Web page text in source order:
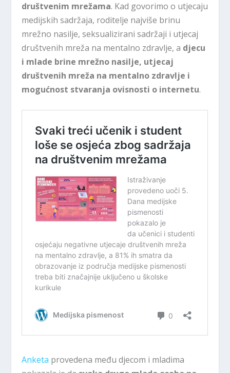
društvenim mrežama. Kad govorimo o utjecaju
medijskih sadržaja, roditelje najviše brinu
mrežno nasilje, seksualizirani sadržaji i utjecaj
društvenih mreža na mentalno zdravlje, a djecu
i mlade brine mrežno nasilje, utjecaj
društvenih mreža na mentalno zdravlje i
mogućnost stvaranja ovisnosti o internetu.
Anketa provedena među djecom i mladima